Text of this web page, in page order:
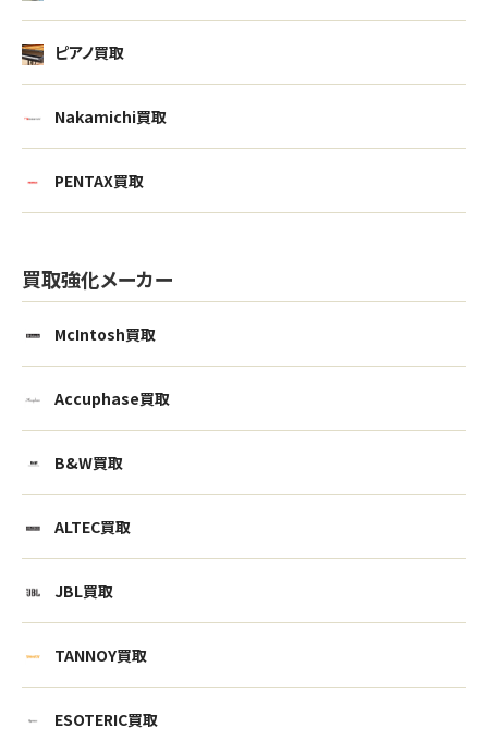
ピアノ買取
Nakamichi買取
PENTAX買取
買取強化メーカー
McIntosh買取
Accuphase買取
B&W買取
ALTEC買取
JBL買取
TANNOY買取
ESOTERIC買取